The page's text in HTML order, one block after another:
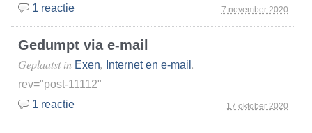
7 november 2020
1 reactie
Gedumpt via e-mail
17 oktober 2020
Geplaatst in Exen, Internet en e-mail .
rev="post-11112"
1 reactie